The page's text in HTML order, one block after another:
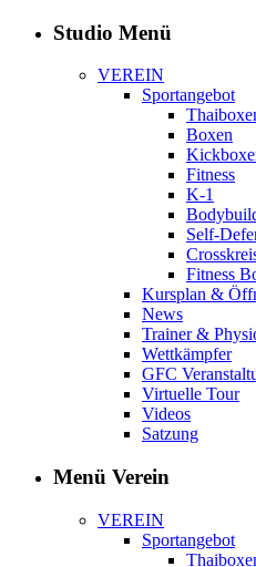
Studio Menü
VEREIN
Sportangebot
Boxen
Fitness
K-1
Self-
Fitness
Kursplan &
News
Trainer &
Wettkämpfer
GFC
Virtuelle Tour
Videos
Satzung
Menü Verein
VEREIN
Sportangebot